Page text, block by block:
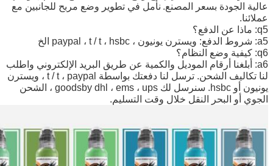
عالية الجودة بسعر المصنع. نأمل في تطوير وضع مربح للجانبين مع
عملائنا.
q5: ماذا عن الدفع؟
a5: شروط الدفع: ويسترن يونيون ، paypal ، t / t ، hsbc الخ
q6: كيفية وضع النظام؟
a6: أبلغنا أرقام الموديل والكمية عن طريق البريد الإلكتروني واطلب
لنا تكاليف الشحن. ترسل لنا دفعتك بواسطة t / t ، paypal ، ويسترن
يونيون أو hsbc. سنرسل لك goodsby dhl ، ems ، ups ، الشحن
الجوي أو البحر النقل خلال وقت التسليم.